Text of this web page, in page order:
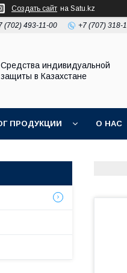
Создать сайт на Satu.kz
(702) 493-11-00 +7 (707) 318-
Средства индивидуальной
защиты в Казахстане
ПРОДУКЦИИ О НАС